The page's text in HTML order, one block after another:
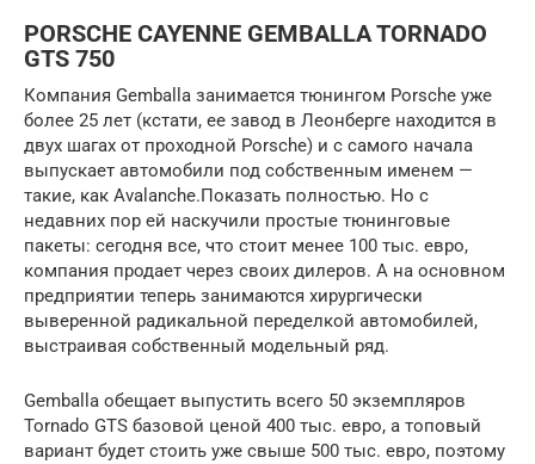
PORSCHE CAYENNE GEMBALLA TORNADO
GTS 750
Компания Gemballa занимается тюнингом Porsche уже
более 25 лет (кстати, ее завод в Леонберге находится в
двух шагах от проходной Porsсhe) и с самого начала
выпускает автомобили под собственным именем —
такие, как Avalanche.Показать полностью. Но с
недавних пор ей наскучили простые тюнинговые
пакеты: сегодня все, что стоит менее 100 тыс. евро,
компания продает через своих дилеров. А на основном
предприятии теперь занимаются хирургически
выверенной радикальной переделкой автомобилей,
выстраивая собственный модельный ряд.
Gemballa обещает выпустить всего 50 экземпляров
Tornado GTS базовой ценой 400 тыс. евро, а топовый
вариант будет стоить уже свыше 500 тыс. евро, поэтому